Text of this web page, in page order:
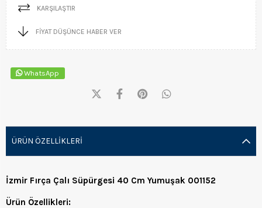
KARŞILAŞTIR
FIYAT DÜŞÜNCE HABER VER
WhatsApp
ÜRÜN ÖZELLIKLERI
İzmir Fırça Çalı Süpürgesi 40 Cm Yumuşak 001152
Ürün Özellikleri: